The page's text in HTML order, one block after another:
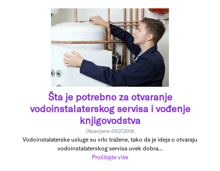
Šta je potrebno za otvaranje
vodoinstalaterskog servisa i vođenje
knjigovodstva
Objavljeno: 03.07.2018.
Vodoinstalaterske usluge su vrlo tražene, tako da je ideja o otvaraju
vodoinstalaterskog servisa uvek dobra...
Pročitajte više